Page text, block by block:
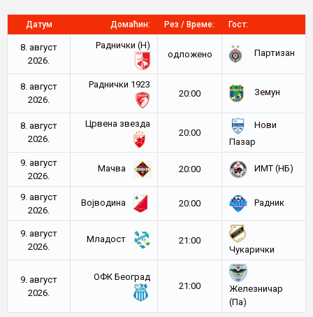
Датум Домаћин: Рез / Време: Гост:
8. август
2026.
Раднички (Н)
oдложено
Партизан
8. август
2026.
Раднички 1923
20:00
Земун
8. август
2026.
Црвена звезда
20:00
Нови
Пазар
9. август
2026.
Мачва 20:00 ИМТ (НБ)
9. август
2026.
Војводина 20:00 Радник
9. август
2026.
Младост
21:00
Чукарички
9. август
2026.
ОФК Београд
21:00
Железничар
(Па)